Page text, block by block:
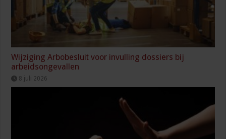
Wijziging Arbobesluit voor invulling dossiers bij
arbeidsongevallen
8 juli 2026